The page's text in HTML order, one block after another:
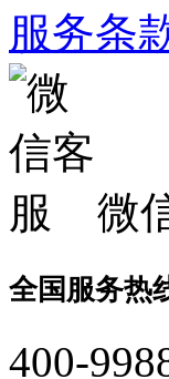
服务条
微
全国服务热
400-